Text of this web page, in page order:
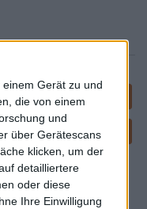
Gerät zu und
die von einem
und
über Gerätescans
klicken, um der
detailliertere
oder diese
Ihre Einwilligung
12
24 25 26 27